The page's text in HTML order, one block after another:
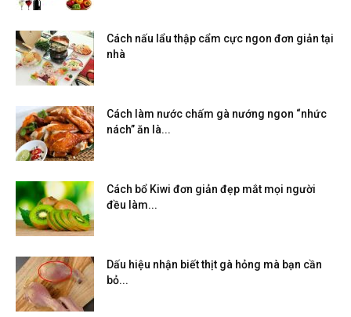
Cách nấu lẩu thập cẩm cực ngon đơn giản tại
nhà
Cách làm nước chấm gà nướng ngon “nhức
nách” ăn là...
Cách bổ Kiwi đơn giản đẹp mắt mọi người
đều làm...
Dấu hiệu nhận biết thịt gà hỏng mà bạn cần
bỏ...